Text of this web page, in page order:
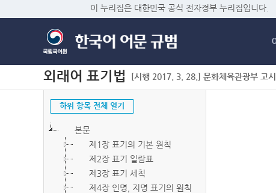
이 누리집은 대한민국 공식 전자정부 누리집입니다.
외래어 표기법 [시행 2017. 3. 28.] 문화체육관광부 고
하위 항목 전체 열기
본문
제1장 표기의 기본 원칙
제2장 표기 일람표
제3장 표기 세칙
제4장 인명, 지명 표기의 원칙